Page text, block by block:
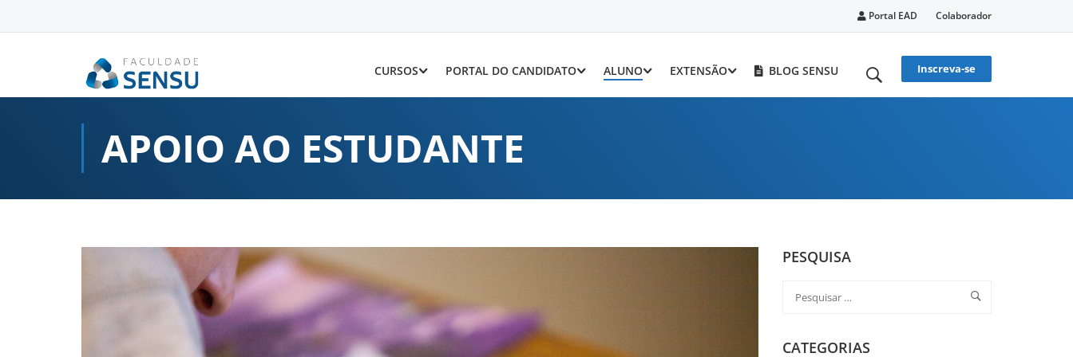
Portal EAD Colaborador
CURSOS PORTAL DO CANDIDATO ALUNO EXTENSÃO BLOG SENSU Inscreva-se
APOIO AO ESTUDANTE
PESQUISA
CATEGORIAS